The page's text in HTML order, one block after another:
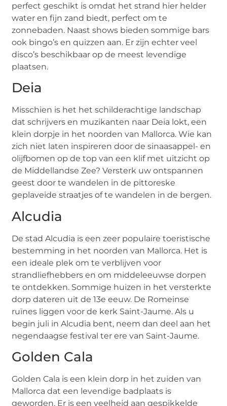
perfect geschikt is omdat het strand hier helder
water en fijn zand biedt, perfect om te
zonnebaden. Naast shows bieden sommige bars
ook bingo’s en quizzen aan. Er zijn echter veel
disco’s beschikbaar op de meest levendige
plaatsen.
Deia
Misschien is het het schilderachtige landschap
dat schrijvers en muzikanten naar Deia lokt, een
klein dorpje in het noorden van Mallorca. Wie kan
zich niet laten inspireren door de sinaasappel- en
olijfbomen op de top van een klif met uitzicht op
de Middellandse Zee? Versterk uw ontspannen
geest door te wandelen in de pittoreske
geplaveide straatjes of te wandelen in de bergen.
Alcudia
De stad Alcudia is een zeer populaire toeristische
bestemming in het noorden van Mallorca. Het is
een ideale plek om te verblijven voor
strandliefhebbers en om middeleeuwse dorpen
te ontdekken. Sommige huizen in het versterkte
dorp dateren uit de 13e eeuw. De Romeinse
ruïnes liggen voor de kerk Saint-Jaume. Als u
begin juli in Alcudia bent, neem dan deel aan het
negendaagse festival ter ere van Saint-Jaume.
Golden Cala
Golden Cala is een klein dorp in het zuiden van
Mallorca dat een levendige badplaats is
geworden. Er is een veelheid aan gespikkelde